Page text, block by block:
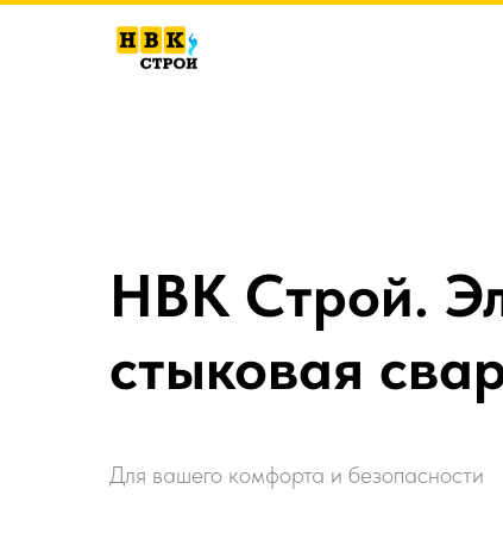
НВК Строй.
стыковая
Для вашего комфорта и безопасности